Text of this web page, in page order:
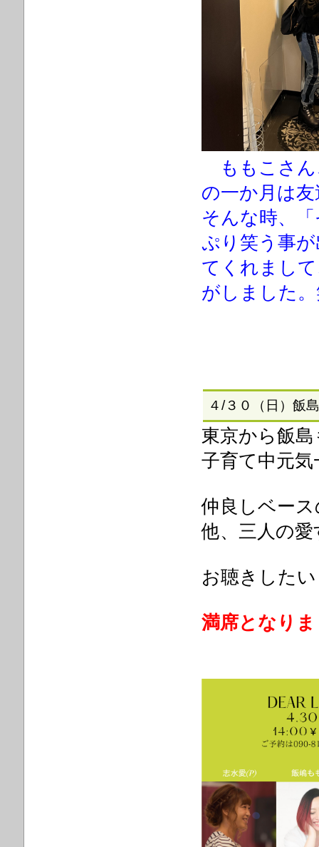
ももこさ
の一か月は
そんな時、
ぷり笑う事
てくれまし
がしました
４/３０（日）飯
東京から飯
子育て中元
仲良しベー
他、三人の
お聴きした い
満席となり